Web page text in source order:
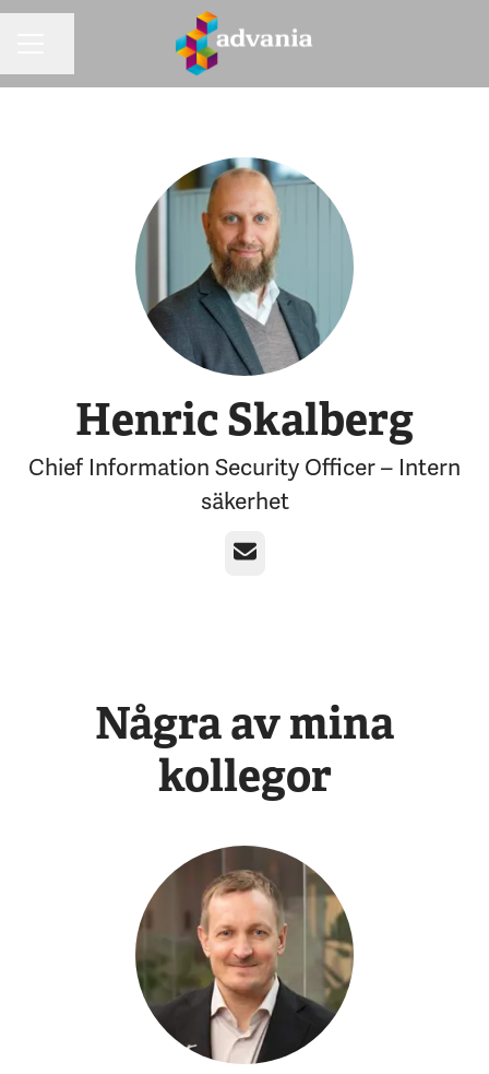
Henric Skalberg
Chief Information Security Officer – Intern
säkerhet
E-post
Några av mina
kollegor